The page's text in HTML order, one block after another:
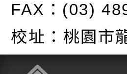
FAX：(03)
校址： 桃園市